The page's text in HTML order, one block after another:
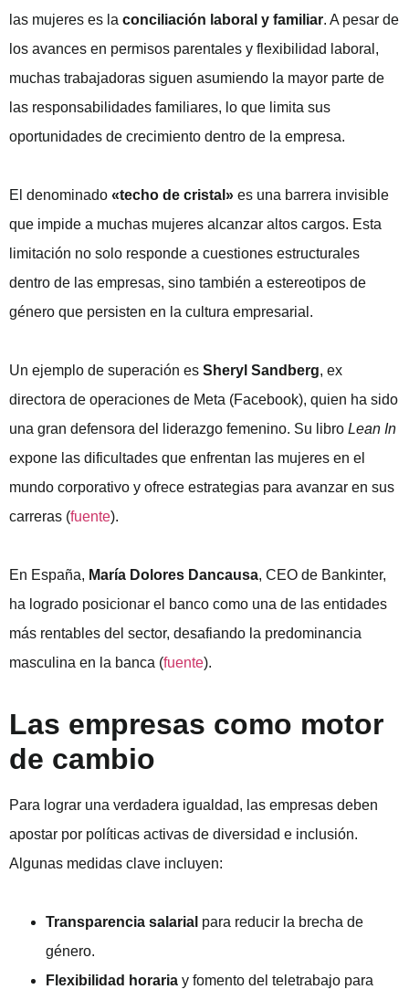
las mujeres es la conciliación laboral y familiar. A pesar de
los avances en permisos parentales y flexibilidad laboral,
muchas trabajadoras siguen asumiendo la mayor parte de
las responsabilidades familiares, lo que limita sus
oportunidades de crecimiento dentro de la empresa.
El denominado «techo de cristal» es una barrera invisible
que impide a muchas mujeres alcanzar altos cargos. Esta
limitación no solo responde a cuestiones estructurales
dentro de las empresas, sino también a estereotipos de
género que persisten en la cultura empresarial.
Un ejemplo de superación es Sheryl Sandberg, ex
directora de operaciones de Meta (Facebook), quien ha sido
una gran defensora del liderazgo femenino. Su libro Lean In
expone las dificultades que enfrentan las mujeres en el
mundo corporativo y ofrece estrategias para avanzar en sus
carreras (fuente).
En España, María Dolores Dancausa, CEO de Bankinter,
ha logrado posicionar el banco como una de las entidades
más rentables del sector, desafiando la predominancia
masculina en la banca (fuente).
Las empresas como motor
de cambio
Para lograr una verdadera igualdad, las empresas deben
apostar por políticas activas de diversidad e inclusión.
Algunas medidas clave incluyen:
Transparencia salarial para reducir la brecha de
género.
Flexibilidad horaria y fomento del teletrabajo para